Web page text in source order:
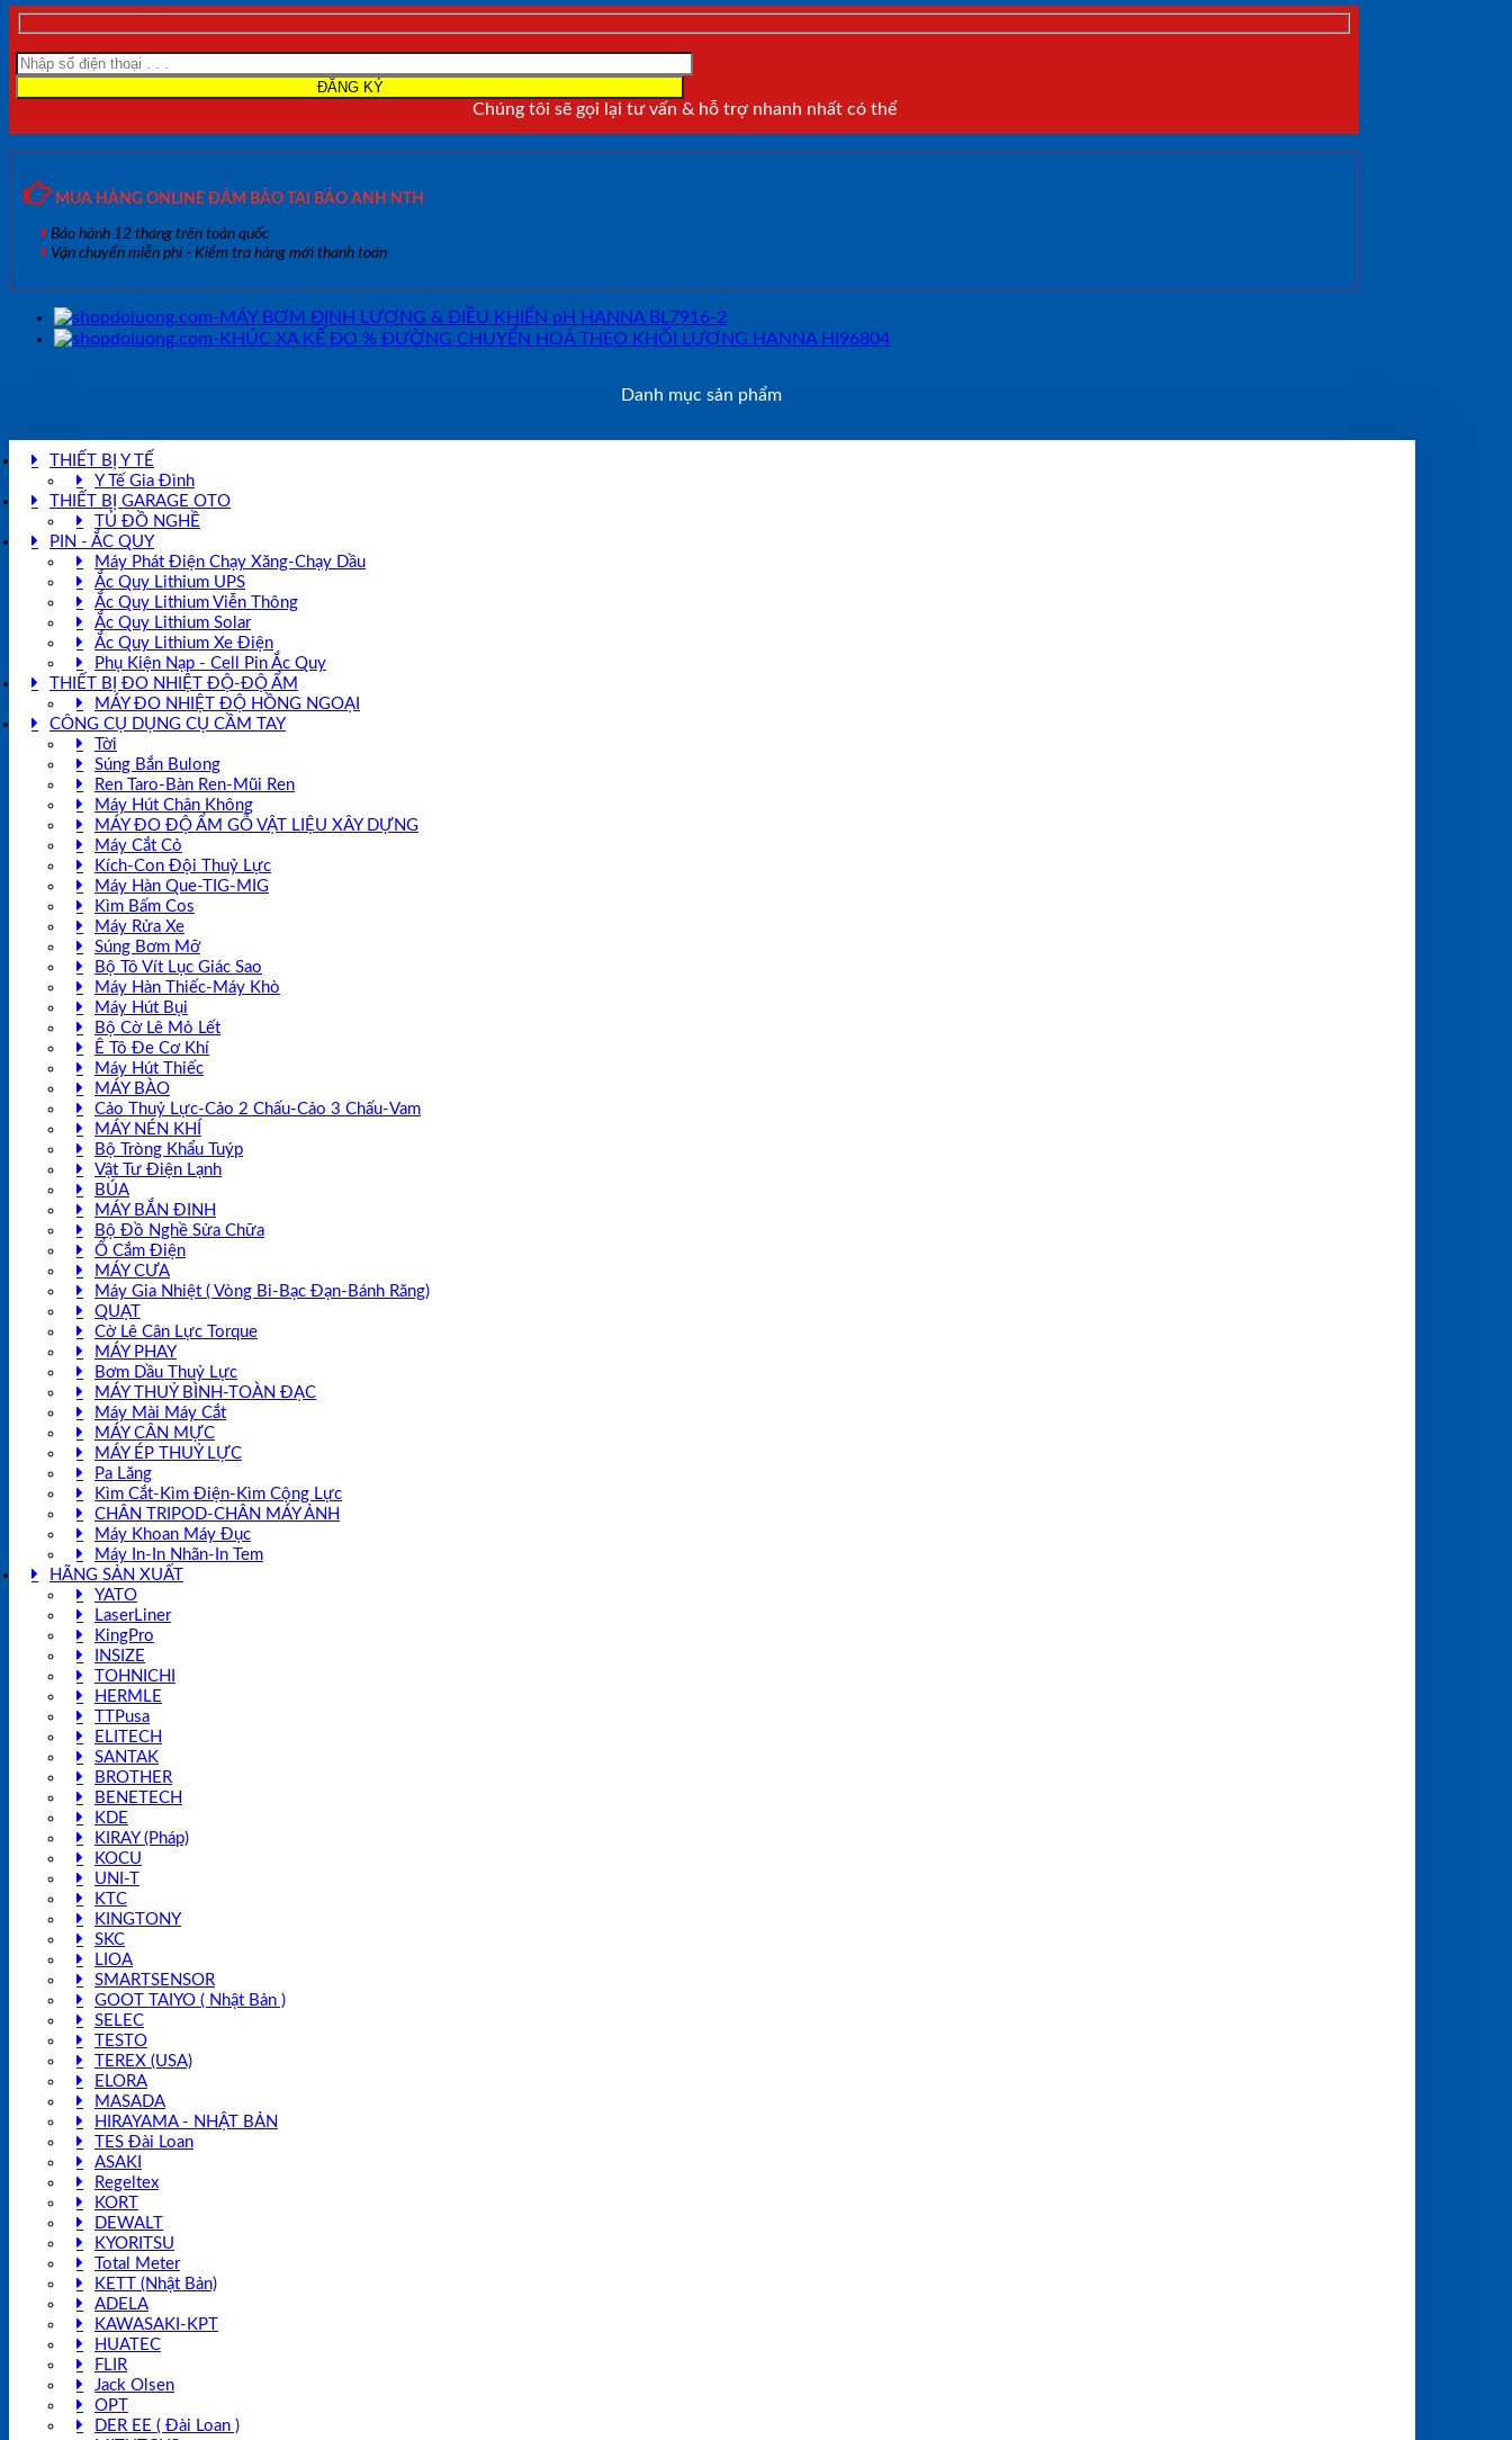
HOÁ
HANNA
số
Chúng tôi sẽ gọi lại tư vấn & hỗ trợ nhanh nhất có thể
MUA HÀNG ONLINE ĐẢM BẢO TẠI BẢO ANH NTH
Bảo hành 12 tháng trên toàn quốc
Vận chuyển miễn phí - Kiểm tra hàng mới thanh toán
Danh mục sản phẩm
THIẾT BỊ Y TẾ
Y Tế Gia Đình
THIẾT BỊ GARAGE OTO
TỦ ĐỒ NGHỀ
PIN - ẮC QUY
Máy Phát Điện Chạy Xăng-Chạy Dầu
Ắc Quy Lithium UPS
Ắc Quy Lithium Viễn Thông
Ắc Quy Lithium Solar
Ắc Quy Lithium Xe Điện
Phụ Kiện Nạp - Cell Pin Ắc Quy
THIẾT BỊ ĐO NHIỆT ĐỘ-ĐỘ ẨM
MÁY ĐO NHIỆT ĐỘ HỒNG NGOẠI
CÔNG CỤ DỤNG CỤ CẦM TAY
Tời
Súng Bắn Bulong
Ren Taro-Bàn Ren-Mũi Ren
Máy Hút Chân Không
MÁY ĐO ĐỘ ẨM GỖ VẬT LIỆU XÂY DỰNG
Máy Cắt Cỏ
Kích-Con Đội Thuỷ Lực
Máy Hàn Que-TIG-MIG
Kìm Bấm Cos
Máy Rửa Xe
Súng Bơm Mỡ
Bộ Tô Vít Lục Giác Sao
Máy Hàn Thiếc-Máy Khò
Máy Hút Bụi
Bộ Cờ Lê Mỏ Lết
Ê Tô Đe Cơ Khí
Máy Hút Thiếc
MÁY BÀO
Cảo Thuỷ Lực-Cảo 2 Chấu-Cảo 3 Chấu-Vam
MÁY NÉN KHÍ
Bộ Tròng Khẩu Tuýp
Vật Tư Điện Lạnh
BÚA
MÁY BẮN ĐINH
Bộ Đồ Nghề Sửa Chữa
Ổ Cắm Điện
MÁY CƯA
Máy Gia Nhiệt ( Vòng Bi-Bạc Đạn-Bánh Răng)
QUẠT
Cờ Lê Cân Lực Torque
MÁY PHAY
Bơm Dầu Thuỷ Lực
MÁY THUỶ BÌNH-TOÀN ĐẠC
Máy Mài Máy Cắt
MÁY CÂN MỰC
MÁY ÉP THUỶ LỰC
Pa Lăng
Kìm Cắt-Kìm Điện-Kìm Cộng Lực
CHÂN TRIPOD-CHÂN MÁY ẢNH
Máy Khoan Máy Đục
Máy In-In Nhãn-In Tem
HÃNG SẢN XUẤT
YATO
LaserLiner
KingPro
INSIZE
TOHNICHI
HERMLE
TTPusa
ELITECH
SANTAK
BROTHER
BENETECH
KDE
KIRAY (Pháp)
KOCU
UNI-T
KTC
KINGTONY
SKC
LIOA
SMARTSENSOR
GOOT TAIYO ( Nhật Bản )
SELEC
TESTO
TEREX (USA)
ELORA
MASADA
HIRAYAMA - NHẬT BẢN
TES Đài Loan
ASAKI
Regeltex
KORT
DEWALT
KYORITSU
Total Meter
KETT (Nhật Bản)
ADELA
KAWASAKI-KPT
HUATEC
FLIR
Jack Olsen
OPT
DER EE ( Đài Loan )